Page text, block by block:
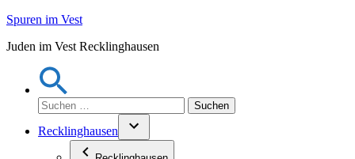
Zum
springen
Spuren im Vest
Juden im Vest Recklinghausen
Suchen
nach:
Recklinghausen